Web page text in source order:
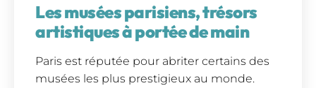
Les musées parisiens, trésors
artistiques à portée de main
Paris est réputée pour abriter certains des
musées les plus prestigieux au monde.